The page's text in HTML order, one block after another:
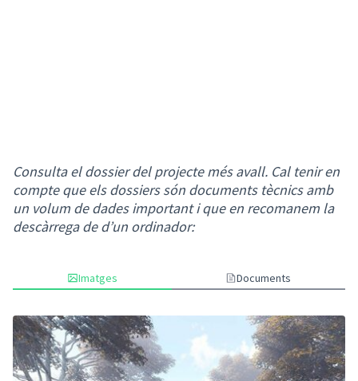
Consulta el dossier del projecte més avall. Cal tenir en
compte que els dossiers són documents tècnics amb
un volum de dades important i que en recomanem la
descàrrega de d’un ordinador:
Imatges Documents